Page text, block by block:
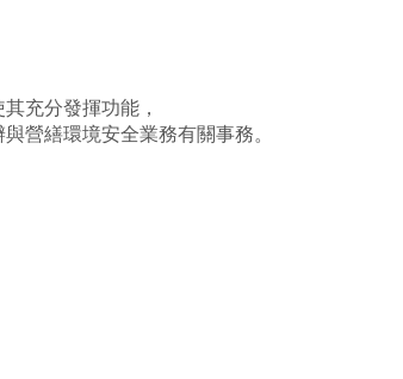
充分發揮功能，
營繕環境安全業務有關事務。